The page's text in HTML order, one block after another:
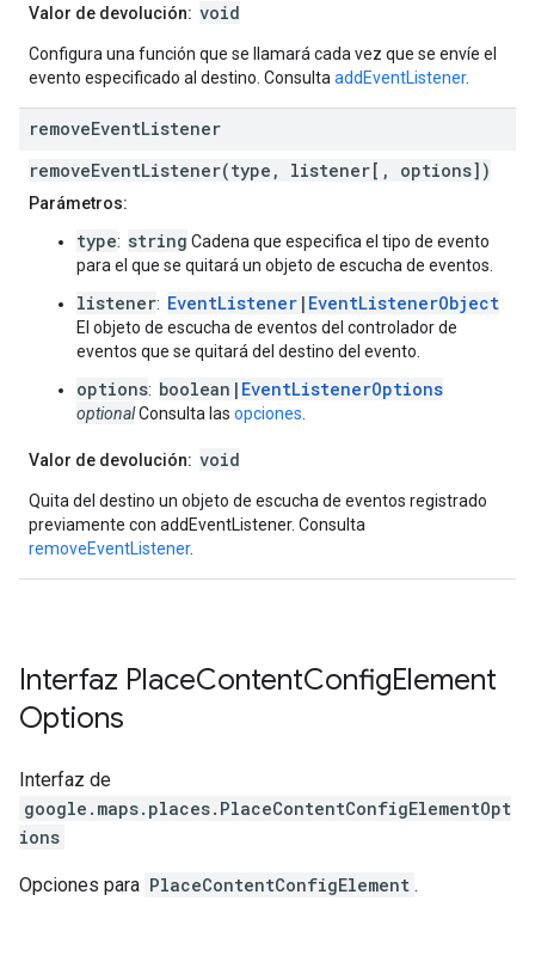
Valor de devolución: void
Configura una función que se llamará cada vez que se envíe el
evento especificado al destino. Consulta addEventListener.
removeEventListener
removeEventListener(type, listener[, options])
Parámetros:
type: string Cadena que especifica el tipo de evento
para el que se quitará un objeto de escucha de eventos.
listener: EventListener | EventListenerObject
El objeto de escucha de eventos del controlador de
eventos que se quitará del destino del evento.
options: boolean| EventListenerOptions
optionalConsulta las opciones
Valor de devolución: void
Quita del destino un objeto de escucha de eventos registrado
previamente con addEventListener. Consulta
removeEventListener.
Interfaz PlaceContentConfigElement
Options
Interfaz de
google.maps.places. PlaceContentConfigElementOpt
ions
Opciones para PlaceContentConfigElement .